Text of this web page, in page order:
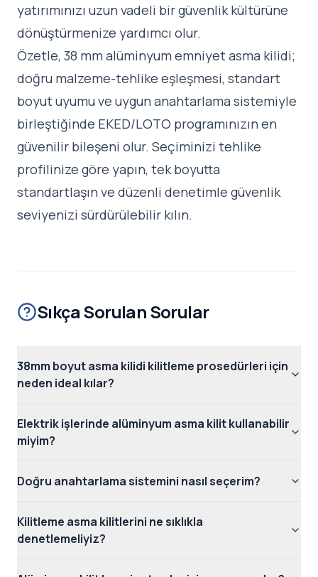
yatırımınızı uzun vadeli bir güvenlik kültürüne
dönüştürmenize yardımcı olur.
Özetle, 38 mm alüminyum emniyet asma kilidi;
doğru malzeme-tehlike eşleşmesi, standart
boyut uyumu ve uygun anahtarlama sistemiyle
birleştiğinde EKED/LOTO programınızın en
güvenilir bileşeni olur. Seçiminizi tehlike
profilinize göre yapın, tek boyutta
standartlaşın ve düzenli denetimle güvenlik
seviyenizi sürdürülebilir kılın.
Sıkça Sorulan Sorular
38mm boyut asma kilidi kilitleme prosedürleri için
neden ideal kılar?
Elektrik işlerinde alüminyum asma kilit kullanabilir
miyim?
Doğru anahtarlama sistemini nasıl seçerim?
Kilitleme asma kilitlerini ne sıklıkla
denetlemeliyiz?